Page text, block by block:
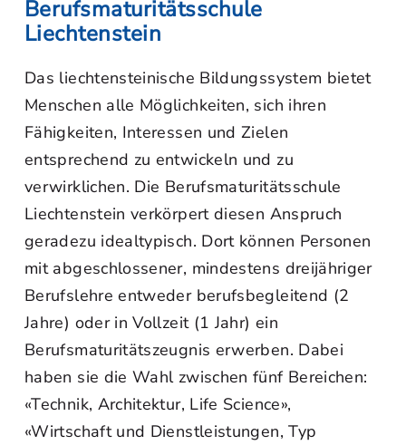
Berufsmaturitätsschule
Liechtenstein
Das liechtensteinische Bildungssystem bietet
Menschen alle Möglichkeiten, sich ihren
Fähigkeiten, Interessen und Zielen
entsprechend zu entwickeln und zu
verwirklichen. Die Berufsmaturitätsschule
Liechtenstein verkörpert diesen Anspruch
geradezu idealtypisch. Dort können Personen
mit abgeschlossener, mindestens dreijähriger
Berufslehre entweder berufsbegleitend (2
Jahre) oder in Vollzeit (1 Jahr) ein
Berufsmaturitätszeugnis erwerben. Dabei
haben sie die Wahl zwischen fünf Bereichen:
«Technik, Architektur, Life Science»,
«Wirtschaft und Dienstleistungen, Typ